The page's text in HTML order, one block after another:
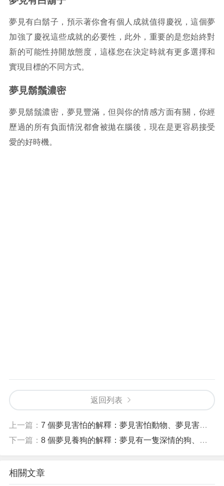
夢見有白鬍子，預示著你會有個人成就值得慶祝，這個夢
加強了慶祝這些成就的必要性，此外，重要的是您始終對
新的可能性持開放態度，這樣您在決定時就有更多選擇和
實現目標的不同方式。
夢見鬍鬚濃密
夢見鬍鬚濃密，夢見豐滿，但與你的情感方面有關，你經
歷過的所有負面情況都會被拋在腦後，現在是更容易接受
愛的好時機。
返回列表
上一篇： 7 個夢見害怕的解釋：夢見害怕動物、夢見害怕跌倒
下一篇： 8 個夢見養狗的解釋：夢見有一隻深情的狗、夢見有一隻黑狗
相關文章